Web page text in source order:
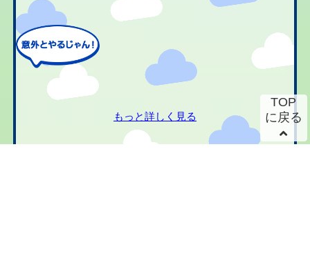
もっと詳しく見る
TOP
に戻る